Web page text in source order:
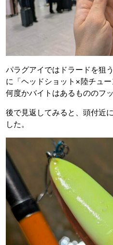
パラグアイではドラードを狙
に「ヘッドショット×陸チュ
何度かバイトはあるもののフ
後で見返してみると、頭付近
した。